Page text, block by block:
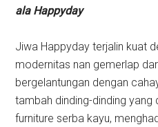
ala Happyday
Jiwa Happyday terjalin kuat
modernitas nan gemerlap
bergelantungan dengan
tambah dinding-dinding yang
furniture serba kayu,